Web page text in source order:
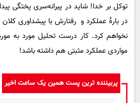
توکل بر خدا! شاید در پیرانه‌سری پختگی
در بارۀ عملکرد و رفتارش با پیشداوری کلان
نخواهم کرد. کار درست تحلیل مورد به
مواردی عملکرد مثبتی هم داشته باشد!
پربیننده ترین پست همین یک ساعت اخیر